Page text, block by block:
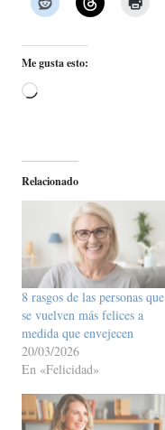
Me gusta esto:
Cargando...
Relacionado
8 rasgos de las personas que
se vuelven más felices a
medida que envejecen
20/03/2026
En «Felicidad»